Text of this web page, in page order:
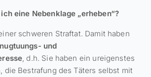
eine Nebenklage „erheben“?
schweren Straftat. Damit haben
und
, d.h. Sie haben ein ureigenstes
die Bestrafung des Täters selbst mit